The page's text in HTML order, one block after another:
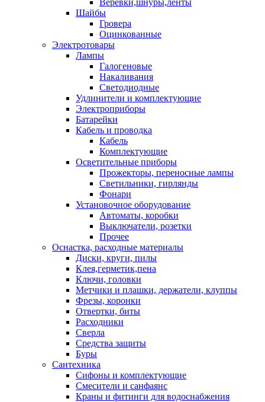
Веревки,шнуры,ленты
Шайбы
Гровера
Оцинкованные
Электротовары
Лампы
Галогеновые
Накаливания
Светодиодные
Удлинители и комплектующие
Электроприборы
Батарейки
Кабель и проводка
Кабель
Комплектующие
Осветительные приборы
Прожекторы, переносные лампы
Светильники, гирлянды
Фонари
Установочное оборудование
Автоматы, коробки
Выключатели, розетки
Прочее
Оснастка, расходные материалы
Диски, круги, пилы
Клея,герметик,пена
Ключи, головки
Метчики и плашки, держатели, клуппы
Фрезы, коронки
Отвертки, биты
Расходники
Сверла
Средства защиты
Буры
Сантехника
Сифоны и комплектующие
Смесители и санфаянс
Краны и фитинги для водоснабжения